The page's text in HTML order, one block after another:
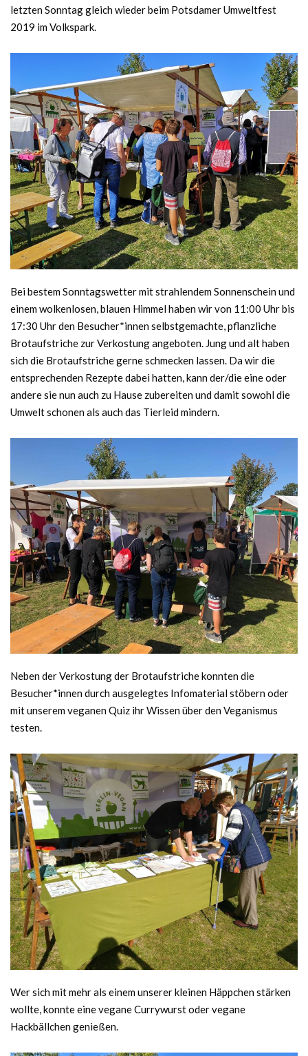
letzten Sonntag gleich wieder beim Potsdamer Umweltfest
2019 im Volkspark.
Bei bestem Sonntagswetter mit strahlendem Sonnenschein und
einem wolkenlosen, blauen Himmel haben wir von 11:00 Uhr bis
17:30 Uhr den Besucher*innen selbstgemachte, pflanzliche
Brotaufstriche zur Verkostung angeboten. Jung und alt haben
sich die Brotaufstriche gerne schmecken lassen. Da wir die
entsprechenden Rezepte dabei hatten, kann der/die eine oder
andere sie nun auch zu Hause zubereiten und damit sowohl die
Umwelt schonen als auch das Tierleid mindern.
Neben der Verkostung der Brotaufstriche konnten die
Besucher*innen durch ausgelegtes Infomaterial stöbern oder
mit unserem veganen Quiz ihr Wissen über den Veganismus
testen.
Wer sich mit mehr als einem unserer kleinen Häppchen stärken
wollte, konnte eine vegane Currywurst oder vegane
Hackbällchen genießen.